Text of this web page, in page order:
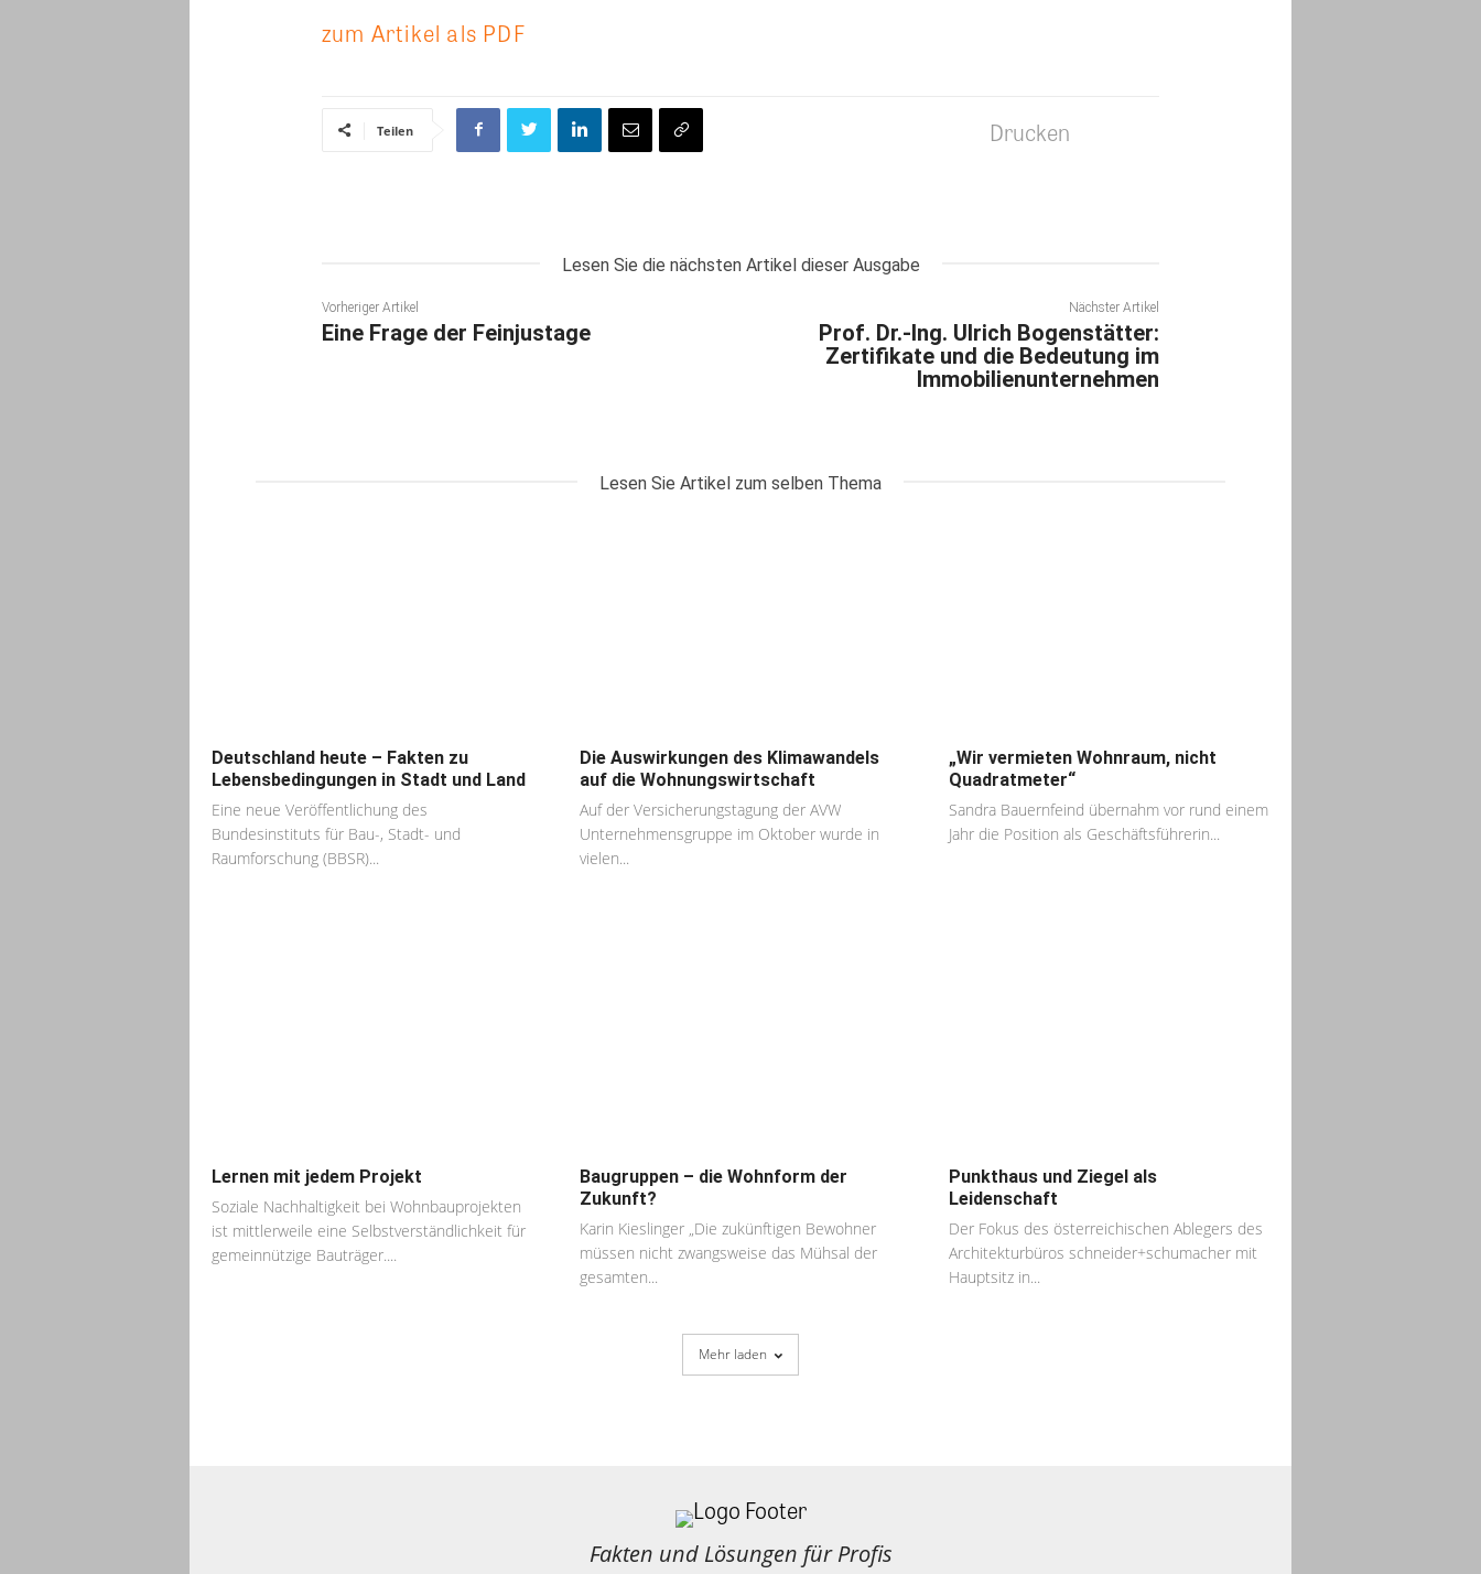
zum Artikel als PDF
Teilen Drucken
Lesen Sie die nächsten Artikel dieser Ausgabe
Vorheriger Artikel
Eine Frage der Feinjustage
Nächster Artikel
Prof. Dr.-Ing. Ulrich Bogenstätter:
Zertifikate und die Bedeutung im
Immobilienunternehmen
Lesen Sie Artikel zum selben Thema
Deutschland heute – Fakten zu
Lebensbedingungen in Stadt und Land
Eine neue Veröffentlichung des
Bundesinstituts für Bau-, Stadt- und
Raumforschung (BBSR)...
Die Auswirkungen des Klimawandels
auf die Wohnungswirtschaft
Auf der Versicherungstagung der AVW
Unternehmensgruppe im Oktober wurde in
vielen...
„Wir vermieten Wohnraum, nicht
Quadratmeter“
Sandra Bauernfeind übernahm vor rund einem
Jahr die Position als Geschäftsführerin...
Lernen mit jedem Projekt
Soziale Nachhaltigkeit bei Wohnbauprojekten
ist mittlerweile eine Selbstverständlichkeit für
gemeinnützige Bauträger....
Baugruppen – die Wohnform der
Zukunft?
Karin Kieslinger „Die zukünftigen Bewohner
müssen nicht zwangsweise das Mühsal der
gesamten...
Punkthaus und Ziegel als
Leidenschaft
Der Fokus des österreichischen Ablegers des
Architekturbüros schneider+schumacher mit
Hauptsitz in...
Mehr laden
Fakten und Lösungen für Profis